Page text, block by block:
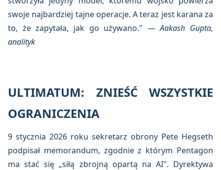
swoje najbardziej tajne operacje. A teraz jest karana za
to, że zapytała, jak go używano." —Aakash Gupta,
analityk
ULTIMATUM: ZNIEŚĆ WSZYSTKIE
OGRANICZENIA
9 stycznia 2026 roku sekretarz obrony Pete Hegseth
podpisał memorandum, zgodnie z którym Pentagon
ma stać się „siłą zbrojną opartą na AI". Dyrektywa